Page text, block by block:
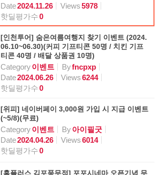
Date2024.11.26 Views5978
핫딜평가수0
[인천투어] 숨은여름여행지 찾기 이벤트 (2024.
06.10~06.30)(커피 기프티콘 50명 / 치킨 기프
티콘 40명 / 배달 상품권 10명)
Category이벤트 Byfncpxp
Date2024.06.26 Views6244
핫딜평가수0
[위피] 네이버페이 3,000원 가입 시 지급 이벤트
(~5/8)(무료)
Category이벤트 By아이필굿
Date2024.04.26 Views6014
핫딜평가수0
[홈플러스 김포풍무점] 포포시네마 오픈기념 무